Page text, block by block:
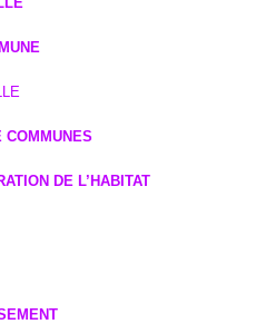
COMMUNES
DE L’HABITAT